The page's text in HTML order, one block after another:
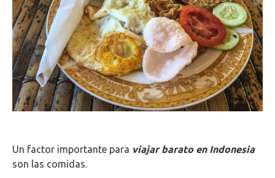
Un factor importante para viajar barato en Indonesia
son las comidas.